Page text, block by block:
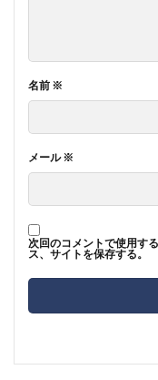
名前 ※
メール※
次回のコメントで使用す
ス、サイトを保存する。